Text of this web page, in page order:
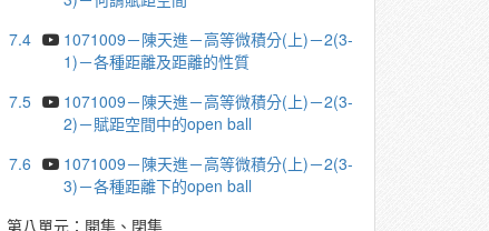
7.4
1071009－陳天進－高等微積分(上)－2(3-
1)－各種距離及距離的性質
7.5
1071009－陳天進－高等微積分(上)－2(3-
2)－賦距空間中的open ball
7.6
1071009－陳天進－高等微積分(上)－2(3-
3)－各種距離下的open ball
第八單元：開集、閉集